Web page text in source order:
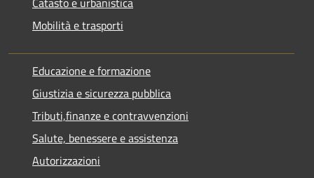
Mobilità e trasporti
Educazione e formazione
Giustizia e sicurezza pubblica
Tributi,finanze e contravvenzioni
Salute, benessere e assistenza
Autorizzazioni